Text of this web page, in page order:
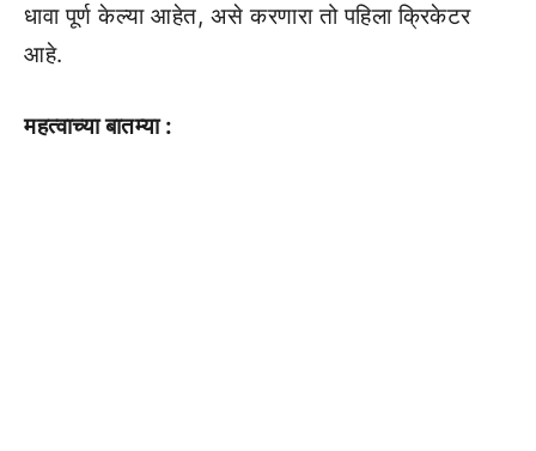
धावा पूर्ण केल्या आहेत, असे करणारा तो पहिला क्रिकेटर
आहे.
महत्वाच्या बातम्या :